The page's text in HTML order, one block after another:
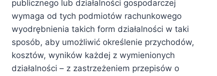
publicznego lub działalności gospodarczej
wymaga od tych podmiotów rachunkowego
wyodrębnienia takich form działalności w taki
sposób, aby umożliwić określenie przychodów,
kosztów, wyników każdej z wymienionych
działalności – z zastrzeżeniem przepisów o